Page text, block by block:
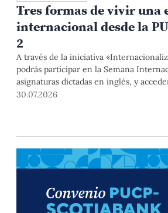
Tres formas de vivir una
internacional desde la
2
A través de la iniciativa
podrás participar en la Semana
asignaturas dictadas en inglés, y
junto con estudiantes y docentes de
30.07.2026